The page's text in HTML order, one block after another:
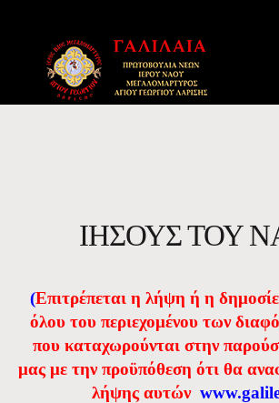
ΙΗΣΟΥΣ ΤΟΥ
(Eπιτρέπεται η λήψη ή η
όλου του περιεχομένου των
που καταχωρούνται στην
μας με την προϋπόθεση ότι θα
λήψης αυτών